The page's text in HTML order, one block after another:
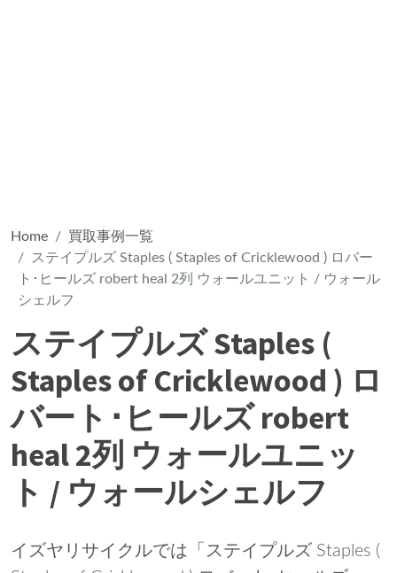
Home
買取事例一覧
ステイプルズ Staples ( Staples of Cricklewood ) ロバー
ト･ヒールズ robert heal 2列 ウォールユニット / ウォール
シェルフ
ステイプルズ Staples (
Staples of Cricklewood ) ロ
バート･ヒールズ robert
heal 2列 ウォールユニッ
ト / ウォールシェルフ
イズヤリサイクルでは「ステイプルズ Staples (